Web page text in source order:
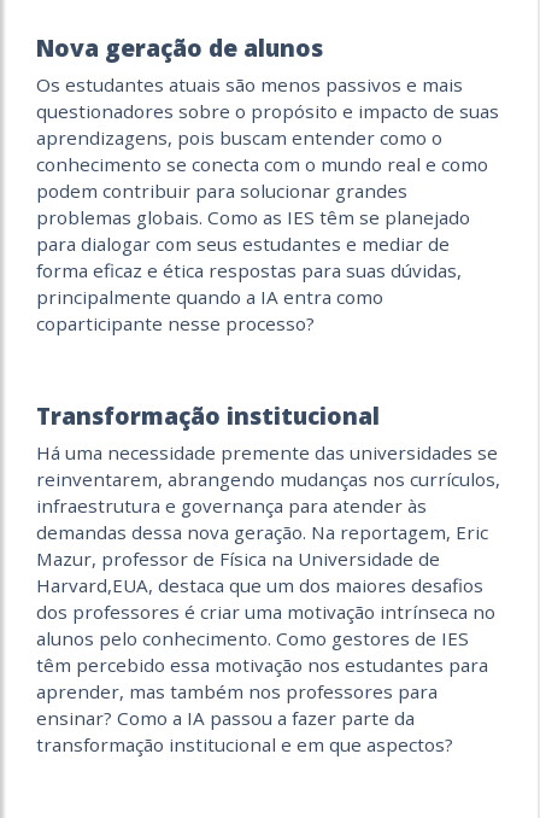
Nova geração de alunos
Os estudantes atuais são menos passivos e mais
questionadores sobre o propósito e impacto de suas
aprendizagens, pois buscam entender como o
conhecimento se conecta com o mundo real e como
podem contribuir para solucionar grandes
problemas globais. Como as IES têm se planejado
para dialogar com seus estudantes e mediar de
forma eficaz e ética respostas para suas dúvidas,
principalmente quando a IA entra como
coparticipante nesse processo?
Transformação institucional
Há uma necessidade premente das universidades se
reinventarem, abrangendo mudanças nos currículos,
infraestrutura e governança para atender às
demandas dessa nova geração. Na reportagem, Eric
Mazur, professor de Física na Universidade de
Harvard,EUA, destaca que um dos maiores desafios
dos professores é criar uma motivação intrínseca no
alunos pelo conhecimento. Como gestores de IES
têm percebido essa motivação nos estudantes para
aprender, mas também nos professores para
ensinar? Como a IA passou a fazer parte da
transformação institucional e em que aspectos?